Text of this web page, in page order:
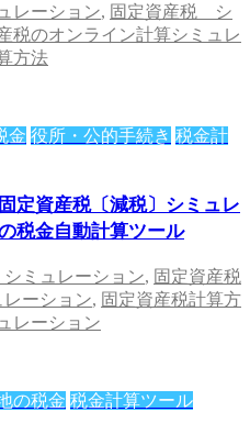
レーション, 固定資産税 シ
税のオンライン計算シミュレ
方法
金 役所・公的手続き 税金計
定資産税〔減税〕シミュレ
税金自動計算ツール
ミュレーション, 固定資産税
ーション, 固定資産税計算方
レーション
の税金 税金計算ツール